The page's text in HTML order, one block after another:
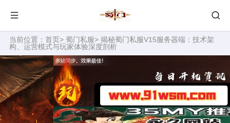
当前位置： 首页> 蜀门私服> 揭秘蜀门私服V15服务器端：技术架
构、运营模式与玩家体验深度剖析